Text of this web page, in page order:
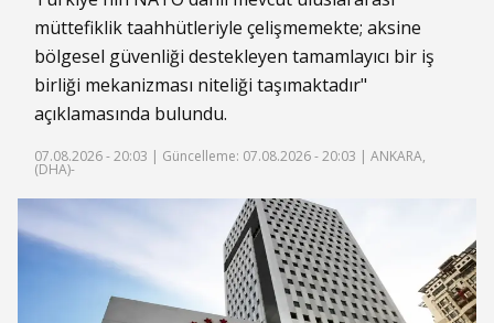
müttefiklik taahhütleriyle çelişmemekte; aksine
bölgesel güvenliği destekleyen tamamlayıcı bir iş
birliği mekanizması niteliği taşımaktadır"
açıklamasında bulundu.
07.08.2026 - 20:03 | Güncelleme: 07.08.2026 - 20:03 | ANKARA,
(DHA)-